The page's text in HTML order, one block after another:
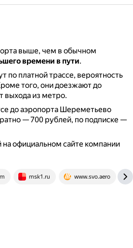
выше, чем в обычном
времени в пути.
по платной трассе, вероятность
того, они доезжают до
выхода из метро.
до аэропорта Шереметьево
— 700 рублей, по подписке —
официальном сайте компании
msk1.ru www.svo.aero